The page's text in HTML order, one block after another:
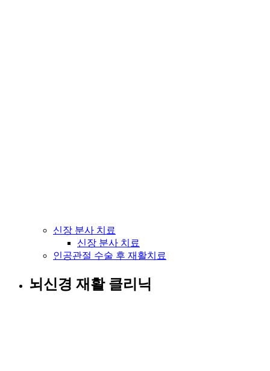
신장 분사 치료
신장 분사 치료
인공관절 수술 후 재활치료
뇌신경 재활 클리닉